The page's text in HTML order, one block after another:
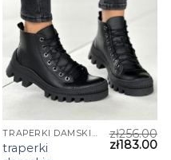
TRAPERKI DAMSKIE
traperki
zł256.00
zł183.00